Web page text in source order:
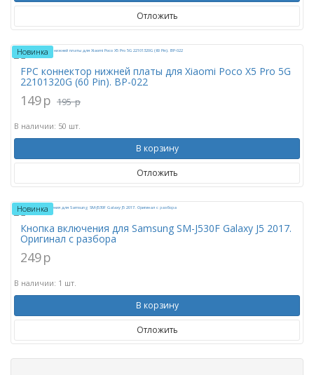
Отложить
Новинка
FPC коннектор нижней платы для Xiaomi Poco X5 Pro 5G
22101320G (60 Pin). BP-022
149p 195 p
В наличии: 50 шт.
В корзину
Отложить
Новинка
Кнопка включения для Samsung SM-J530F Galaxy J5 2017.
Оригинал с разбора
249p
В наличии: 1 шт.
В корзину
Отложить